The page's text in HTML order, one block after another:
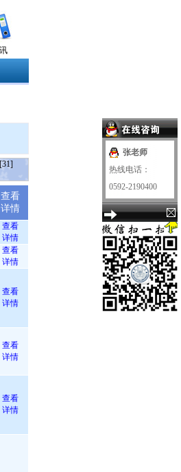
[31]
查看
详情
查看
详情
查看
详情
查看
详情
查看
详情
查看
详情
张老师
热线电话：
0592-2190400